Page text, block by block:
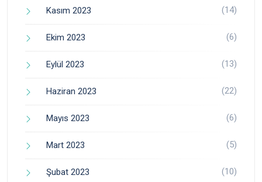
Kasım 2023 (14)
Ekim 2023 (6)
Eylül 2023 (13)
Haziran 2023 (22)
Mayıs 2023 (6)
Mart 2023 (5)
Şubat 2023 (10)